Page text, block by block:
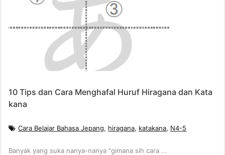
10 Tips dan Cara Menghafal Huruf Hiragana dan Kata
kana
Cara Belajar Bahasa Jepang, hiragana, katakana, N4-5
Banyak yang suka nanya-nanya “gimana sih cara ...